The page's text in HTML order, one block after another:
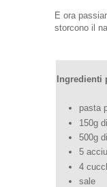
E ora
storcono il
Ingredienti
pasta
150g
500g
5
4
sale